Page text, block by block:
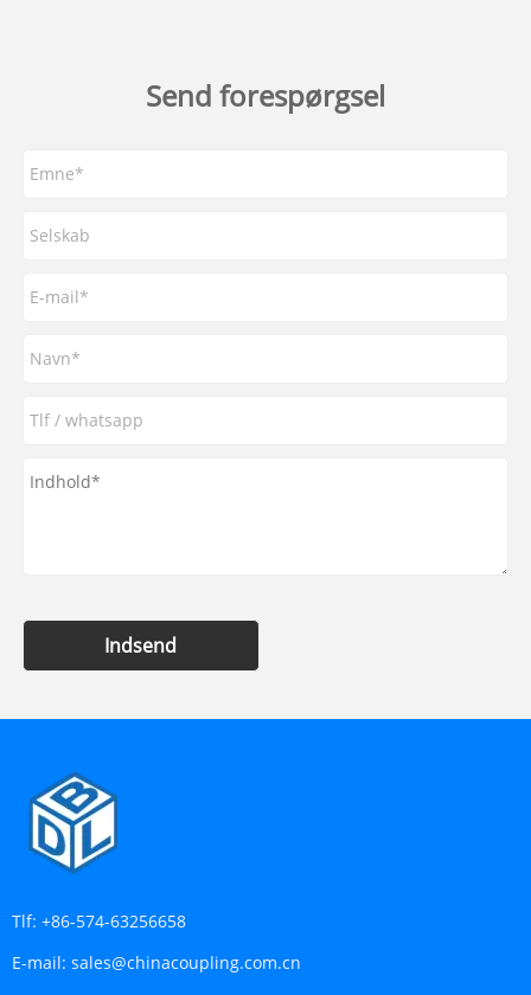
Send forespørgsel
Indsend
Tlf: +86-574-63256658
E-mail: sales@chinacoupling.com.cn